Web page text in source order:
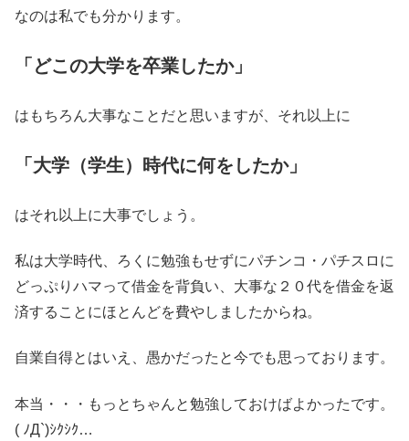
なのは私でも分かります。
「どこの大学を卒業したか」
はもちろん大事なことだと思いますが、それ以上に
「大学（学生）時代に何をしたか」
はそれ以上に大事でしょう。
私は大学時代、ろくに勉強もせずにパチンコ・パチスロに
どっぷりハマって借金を背負い、大事な２０代を借金を返
済することにほとんどを費やしましたからね。
自業自得とはいえ、愚かだったと今でも思っております。
本当・・・もっとちゃんと勉強しておけばよかったです。
( ﾉД`)ｼｸｼｸ…